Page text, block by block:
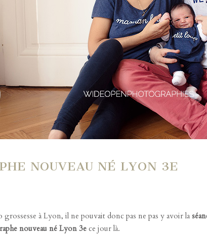
NOUVEAU NÉ LYON 3E
grossesse à Lyon, il ne pouvait donc pas ne pas y avoir la
nouveau né Lyon 3e ce jour là.